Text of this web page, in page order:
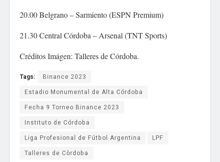
20.00 Belgrano – Sarmiento (ESPN Premium)
21.30 Central Córdoba – Arsenal (TNT Sports)
Créditos Imágen: Talleres de Córdoba.
Tags:
Binance 2023
Estadio Monumental de Alta Córdoba
Fecha 9 Torneo Binance 2023
Instituto de Córdoba
Liga Profesional de Fútbol Argentina
LPF
Talleres de Còrdoba